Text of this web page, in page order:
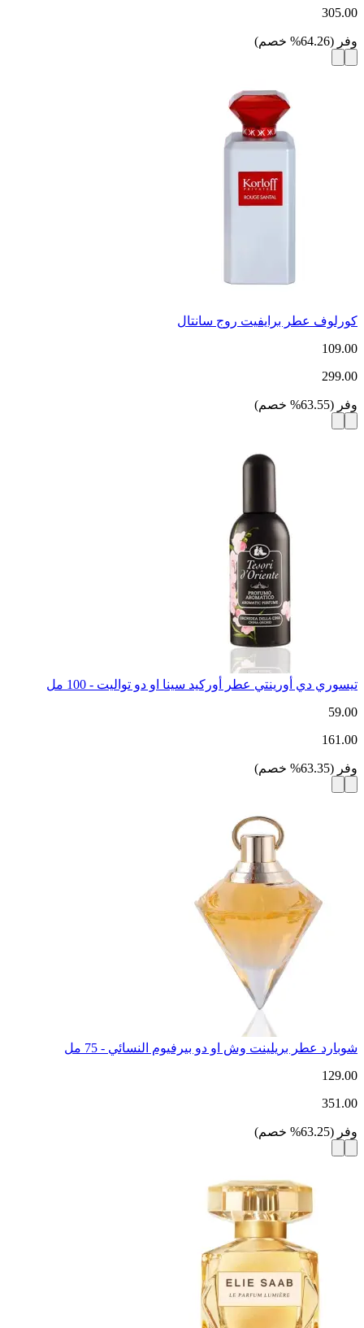
305.00
وفر (
64.26
% خصم)
كورلوف عطر برايفيت روج سانتال
109.00
299.00
وفر (
63.55
% خصم)
تيسوري دي أورينتي عطر أوركيد سينا او دو تواليت - 100 مل
59.00
161.00
وفر (
63.35
% خصم)
شوبارد عطر بريلينت وش او دو بيرفيوم النسائي - 75 مل
129.00
351.00
وفر (
63.25
% خصم)